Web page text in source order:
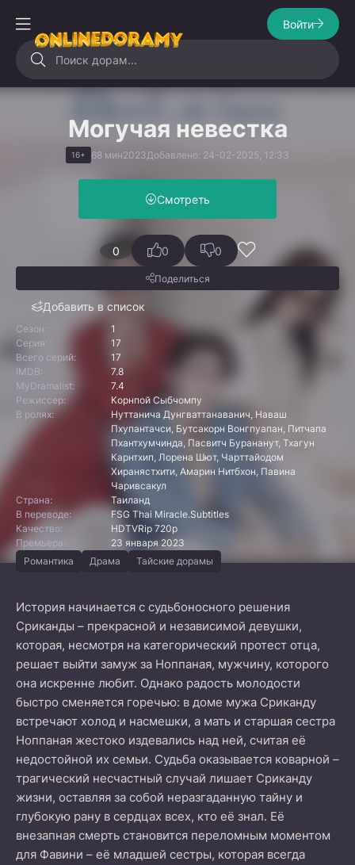
Войти
Могучая невестка
16+ 68 мин2023Добавлено: 24-02-2025, 12:33
Смотреть
0
Добавить в список
0 0
Поделиться
Сезон:
1
Серия:
17
Всего серий:
17
IMDB:
7.8
MyDramalist:
7.4
Режиссер:
Корнпой Сыбчомпу
В ролях:
Нуттанича Дунгваттанаванич, Наваш
Пхупантачси, Бутсакорн Вонгпуапан, Питчапа
Пхантхумчинда, Пасвитч Бурананут, Тхагун
Карнтхип, Лорена Шют, Чарттайодом
Хиранястхити, Амарин Нитбхон, Павина
Чаривсакул
Страна:
Таиланд
В переводе:
FSG Thai Miracle.Subtitles
Качество:
HDTVRip 720p
Премьера:
23 января 2023
Романтика
Драма Тайские дорамы
История начинается с судьбоносного решения
Сриканды – прекрасной и независимой девушки,
которая, несмотря на категорический протест отца,
решает выйти замуж за Ноппаная, мужчину, которого
она искренне любит. Однако радость молодости
быстро сменяется горечью: в доме мужа Сриканду
встречают холод и насмешки, а мать и старшая сестра
Ноппаная жестоко издевались над ней, считая её
недостойной их семьи. Судьба оказывается коварной –
трагический несчастный случай лишает Сриканду
жизни, оставляя за собой неразгаданную тайну и
глубокую рану в сердцах всех, кто её знал. Её
внезапная смерть становится переломным моментом
для Фавини – её младшей сестры, которая всегда